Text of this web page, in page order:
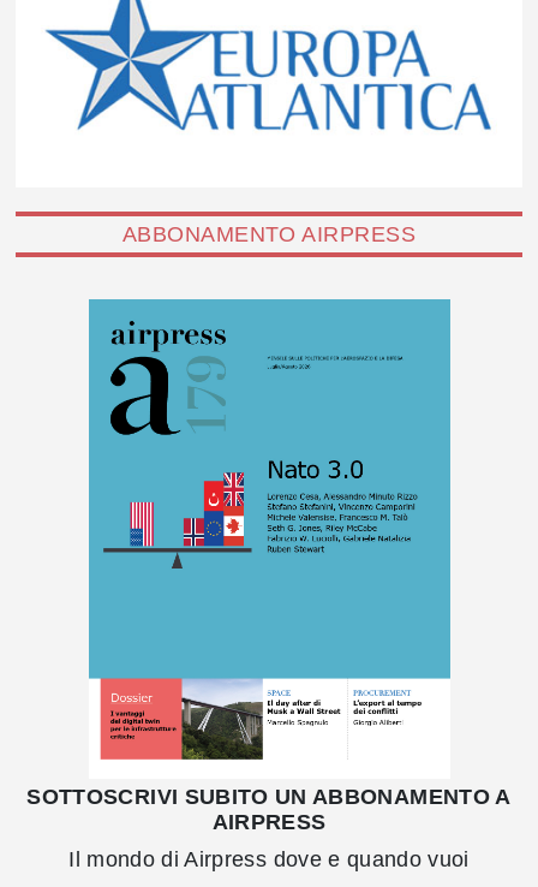
ABBONAMENTO AIRPRESS
SOTTOSCRIVI SUBITO UN ABBONAMENTO A
AIRPRESS
Il mondo di Airpress dove e quando vuoi